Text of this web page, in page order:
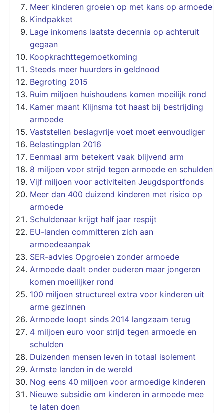
Meer kinderen groeien op met kans op armoede
Kindpakket
Lage inkomens laatste decennia op achteruit
gegaan
Koopkrachttegemoetkoming
Steeds meer huurders in geldnood
Begroting 2015
Ruim miljoen huishoudens komen moeilijk rond
Kamer maant Klijnsma tot haast bij bestrijding
armoede
Vaststellen beslagvrije voet moet eenvoudiger
Belastingplan 2016
Eenmaal arm betekent vaak blijvend arm
8 miljoen voor strijd tegen armoede en schulden
Vijf miljoen voor activiteiten Jeugdsportfonds
Meer dan 400 duizend kinderen met risico op
armoede
Schuldenaar krijgt half jaar respijt
EU-landen committeren zich aan
armoedeaanpak
SER-advies Opgroeien zonder armoede
Armoede daalt onder ouderen maar jongeren
komen moeilijker rond
100 miljoen structureel extra voor kinderen uit
arme gezinnen
Armoede loopt sinds 2014 langzaam terug
4 miljoen euro voor strijd tegen armoede en
schulden
Duizenden mensen leven in totaal isolement
Armste landen in de wereld
Nog eens 40 miljoen voor armoedige kinderen
Nieuwe subsidie om kinderen in armoede mee
te laten doen